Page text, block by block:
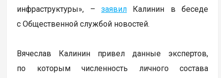
инфраструктуры», –заявил Калинин в беседе
с Общественной службой новостей.
Вячеслав Калинин привел данные экспертов,
по которым численность личного состава